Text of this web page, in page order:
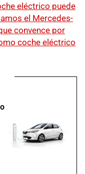
eléctrico puede
el Mercedes-
convence por
coche eléctrico